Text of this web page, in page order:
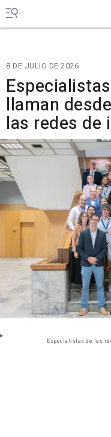
8 DE JULIO DE 2026
llaman
las redes de
Especialistas de las